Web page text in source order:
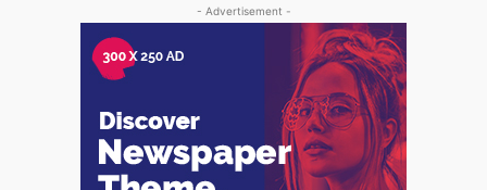
- Advertisement -